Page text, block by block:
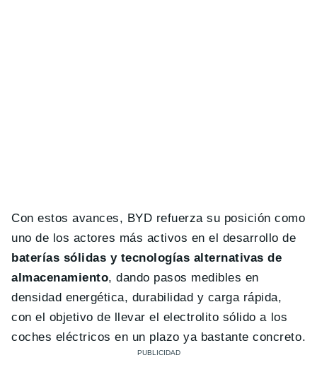
Con estos avances, BYD refuerza su posición como
uno de los actores más activos en el desarrollo de
baterías sólidas y tecnologías alternativas de
almacenamiento, dando pasos medibles en
densidad energética, durabilidad y carga rápida,
con el objetivo de llevar el electrolito sólido a los
coches eléctricos en un plazo ya bastante concreto.